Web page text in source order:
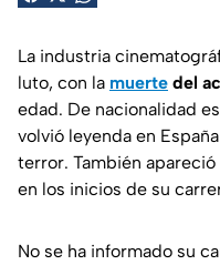
La industria
luto, con la muerte del
edad. De nacionalidad
volvió leyenda en
terror. También
en los inicios de su
No se ha informado su